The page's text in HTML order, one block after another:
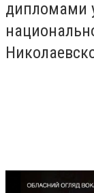
дипломами